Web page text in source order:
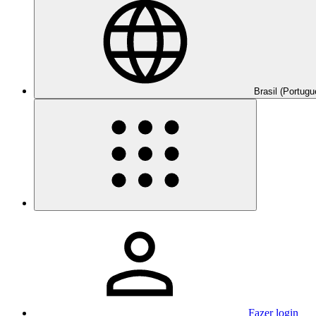
Brasil
Fazer login